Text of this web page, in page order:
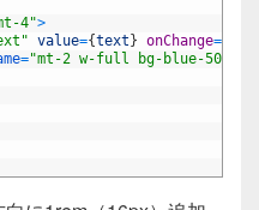
4">
value={text} onChange=
="mt-2 w-full bg-blue-500